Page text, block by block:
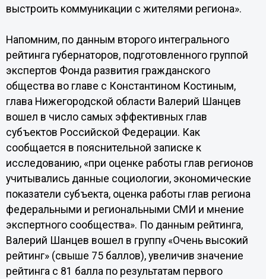
выстроить коммуникации с жителями региона».
Напомним, по данным второго интегрального
рейтинга губернаторов, подготовленного группой
экспертов Фонда развития гражданского
общества во главе с Константином Костиным,
глава Нижегородской области Валерий Шанцев
вошел в число самых эффективных глав
субъектов Российской Федерации. Как
сообщается в пояснительной записке к
исследованию, «при оценке работы глав регионов
учитывались данные социологии, экономические
показатели субъекта, оценка работы глав региона
федеральными и региональными СМИ и мнение
экспертного сообщества». По данным рейтинга,
Валерий Шанцев вошел в группу «Очень высокий
рейтинг» (свыше 75 баллов), увеличив значение
рейтинга с 81 балла по результатам первого